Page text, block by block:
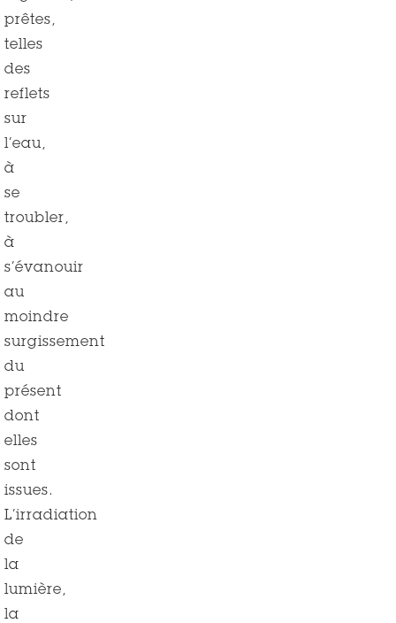
prêtes,
telles
des
reflets
sur
l’eau,
à
se
troubler,
à
s’évanouir
au
moindre
surgissement
du
présent
dont
elles
sont
issues.
L’irradiation
de
la
lumière,
la